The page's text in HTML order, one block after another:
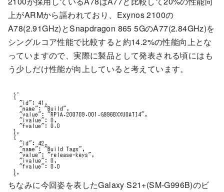
上がARMから謳われており、Exynos 2100の
A78(2.91GHz)とSnapdragon 865 5GのA77(2.84GHz)を
シングルコア性能で比較すると約14.2%の性能向上とな
っていますので、実際に製品として発表される頃にはも
う少しだけ性能が向上していると考えています。
ちなみに今回姿を表したGalaxy S21+(SM-G996B)のビ